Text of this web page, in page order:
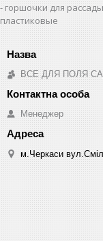
горшочки для рассады
пластиковые
ВСЕ ДЛЯ ПОЛЯ
Менеджер
м.Черкаси